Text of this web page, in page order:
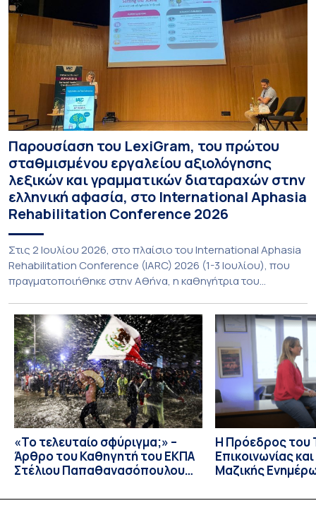
Παρουσίαση του LexiGram, του πρώτου
σταθμισμένου εργαλείου αξιολόγησης
λεξικών και γραμματικών διαταραχών στην
ελληνική αφασία, στο International Aphasia
Rehabilitation Conference 2026
Στις 2 Ιουλίου 2026, στο πλαίσιο του International Aphasia
Rehabilitation Conference (IARC) 2026 (1-3 Ιουλίου), που
πραγματοποιήθηκε στην Αθήνα, η καθηγήτρια του
Πανεπιστημίου Αθηνών, Σπυριδούλα Βαρλοκώστα,
παρουσίασε το LexiGram, ένα καινοτόμο, σταθμισμένο
εργαλείο αξιολόγησης των λεξικών και γραμματικών
διαταραχών σε ελληνόφωνους ασθενείς με αφασία. Η
αφασία είναι επίκτητη γλωσσική […]
«Το τελευταίο σφύριγμα;» –
Άρθρο του Καθηγητή του ΕΚΠΑ
Στέλιου Παπαθανασόπουλου
Η Πρόεδρος του
Επικοινωνίας
Μαζικής
Καθηγήτρια